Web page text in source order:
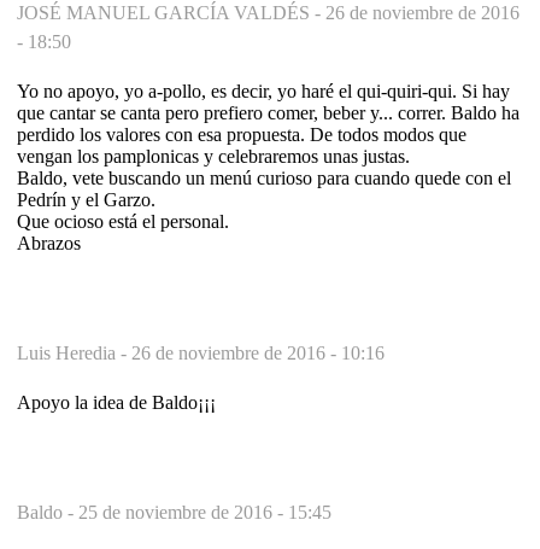
JOSÉ MANUEL GARCÍA VALDÉS - 26 de noviembre de 2016
- 18:50
Yo no apoyo, yo a-pollo, es decir, yo haré el qui-quiri-qui. Si hay
que cantar se canta pero prefiero comer, beber y... correr. Baldo ha
perdido los valores con esa propuesta. De todos modos que
vengan los pamplonicas y celebraremos unas justas.
Baldo, vete buscando un menú curioso para cuando quede con el
Pedrín y el Garzo.
Que ocioso está el personal.
Abrazos
Luis Heredia - 26 de noviembre de 2016 - 10:16
Apoyo la idea de Baldo¡¡¡
Baldo - 25 de noviembre de 2016 - 15:45